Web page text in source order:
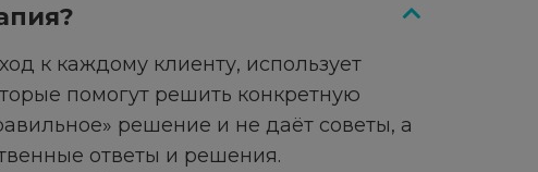
к каждому клиенту, использует
помогут решить конкретную
решение и не даёт советы, а
ответы и решения.